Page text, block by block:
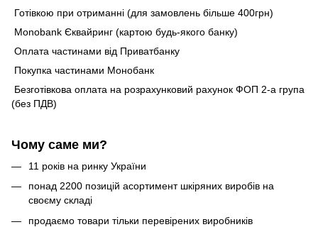
Готівкою при отриманні (для замовлень більше 400грн)
Monobank Єквайринг (картою будь-якого банку)
Оплата частинами від Приватбанку
Покупка частинами Монобанк
Безготівкова оплата на розрахунковий рахунок ФОП 2-а група
(без ПДВ)
Чому саме ми?
11 років на ринку України
понад 2200 позицій асортимент шкіряних виробів на
своєму складі
продаємо товари тільки перевірених виробників